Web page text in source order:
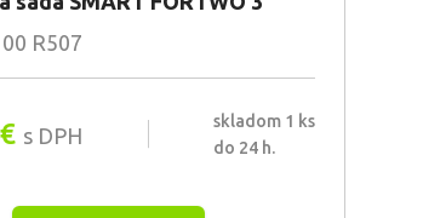
R507
€ s DPH
skladom 1 ks
do 24 h.